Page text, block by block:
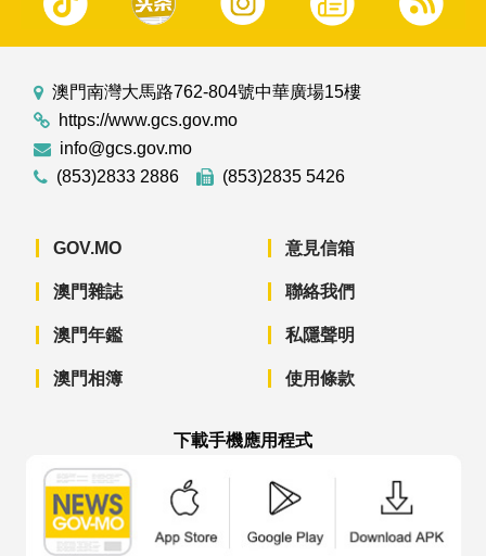
澳門南灣大馬路762-804號中華廣場15樓
https://www.gcs.gov.mo
info@gcs.gov.mo
(853)2833 2886
(853)2835 5426
GOV.MO
澳門雜誌
澳門年鑑
澳門相簿
意見信箱
聯絡我們
私隱聲明
使用條款
下載手機應用程式